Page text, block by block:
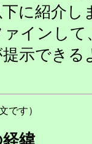
に紹介し
インして
示できる
です）
緯